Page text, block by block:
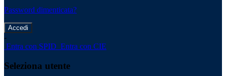
Password dimenticata?
-
Entra con SPID Entra con CIE
Seleziona utente